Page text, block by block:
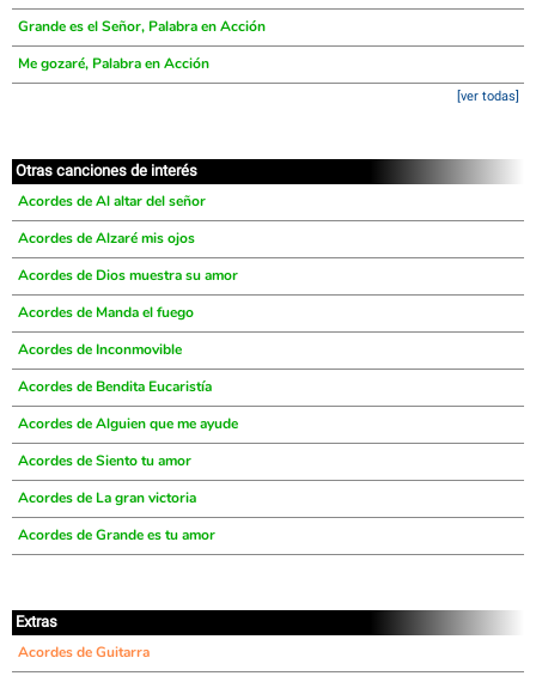
Grande es el Señor, Palabra en Acción
Me gozaré, Palabra en Acción
[ver todas]
Otras canciones de interés
Acordes de Al altar del señor
Acordes de Alzaré mis ojos
Acordes de Dios muestra su amor
Acordes de Manda el fuego
Acordes de Inconmovible
Acordes de Bendita Eucaristía
Acordes de Alguien que me ayude
Acordes de Siento tu amor
Acordes de La gran victoria
Acordes de Grande es tu amor
Extras
Acordes de Guitarra